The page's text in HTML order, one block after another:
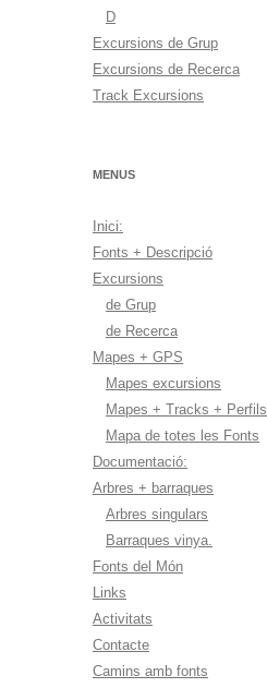
D
Excursions de Grup
Excursions de Recerca
Track Excursions
MENUS
Inici:
Fonts + Descripció
Excursions
de Grup
de Recerca
Mapes + GPS
Mapes excursions
Mapes + Tracks + Perfils
Mapa de totes les Fonts
Documentació:
Arbres + barraques
Arbres singulars
Barraques vinya.
Fonts del Món
Links
Activitats
Contacte
Camins amb fonts